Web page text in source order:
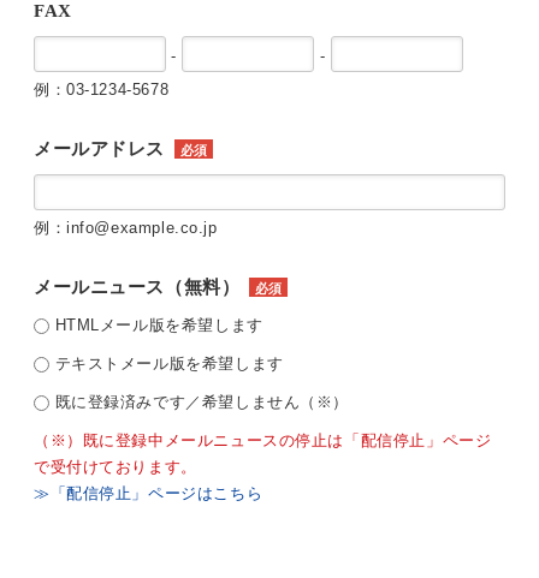
FAX
-
-
例：03-1234-5678
メールアドレス 必須
例：info@example.co.jp
メールニュース（無料） 必須
HTMLメール版を希望します
テキストメール版を希望します
既に登録済みです／希望しません（※）
（※）既に登録中メールニュースの停止は「配信停止」ページ
で受付けております。
≫「配信停止」ページはこちら